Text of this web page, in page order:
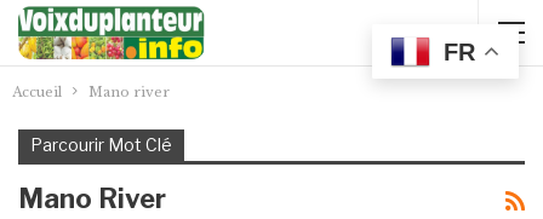
Accueil Mano river
Parcourir Mot Clé
Mano River
FR